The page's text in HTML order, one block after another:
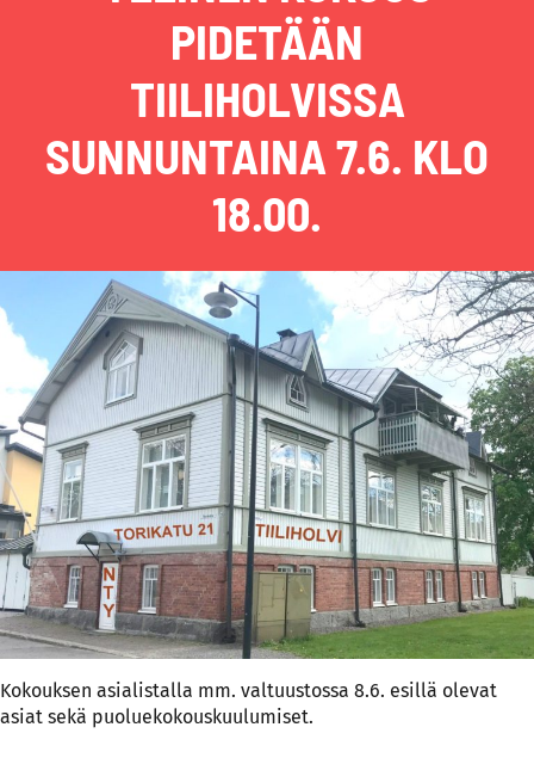
PIDETÄÄN
TIILIHOLVISSA
SUNNUNTAINA 7.6. KLO
18.00.
Kokouksen asialistalla mm. valtuustossa 8.6. esillä olevat
asiat sekä puoluekokouskuulumiset.